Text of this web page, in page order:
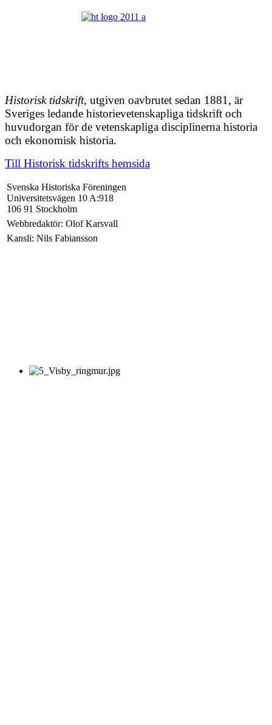
Historisk tidskrift, utgiven oavbrutet sedan 1881, är
Sveriges ledande historievetenskapliga tidskrift och
huvudorgan för de vetenskapliga disciplinerna historia
och ekonomisk historia.
Till Historisk tidskrifts hemsida
Svenska Historiska Föreningen
Universitetsvägen 10 A:918
106 91 Stockholm
Webbredaktör: Olof Karsvall
Kansli: Nils Fabiansson